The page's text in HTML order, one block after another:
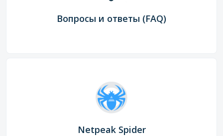
Вопросы и ответы (FAQ)
Netpeak Spider